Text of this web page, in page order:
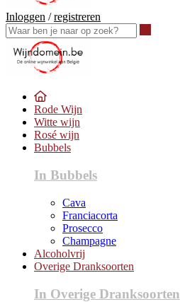
Inloggen /registreren
Rode Wijn
Witte wijn
Rosé wijn
Bubbels
In Bubbels
Cava
Franciacorta
Prosecco
Champagne
Alcoholvrij
Overige Dranksoorten
In Overige Dranksoorten